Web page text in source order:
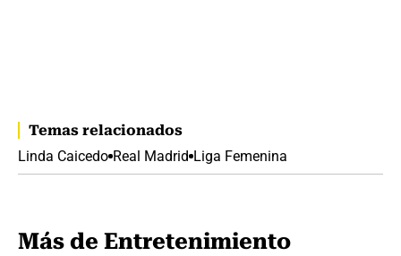
Temas relacionados
Linda Caicedo Real Madrid Liga Femenina
Más de Entretenimiento